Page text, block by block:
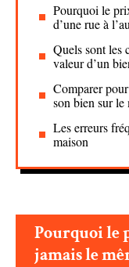
Pourquoi le
d’une rue à
Quels sont les
valeur d’un
Comparer
son bien sur le
Les erreurs
maison
Pourquoi le
jamais le